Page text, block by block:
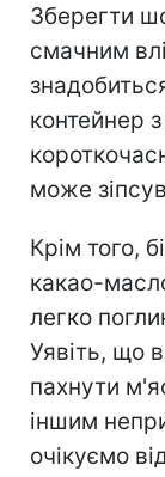
Зберегти
смачним
контейнер
може
Крім того,
какао-
легко
Уявіть, що
пахнути
іншим
очікуємо